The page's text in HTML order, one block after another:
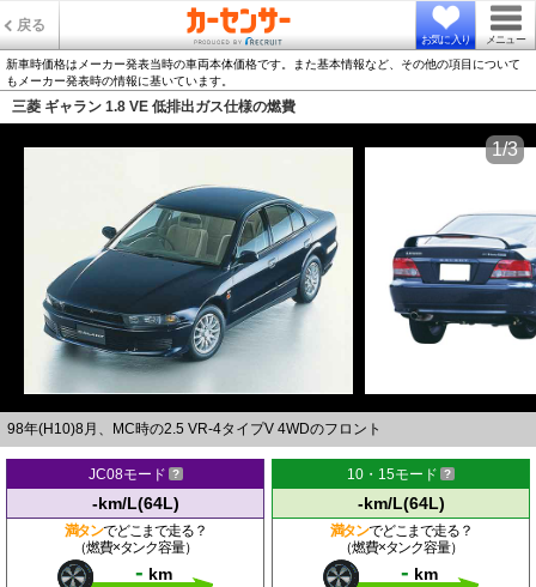
戻る
お気に入り メニュー
新車時価格はメーカー発表当時の車両本体価格です。また基本情報など、その他の項目について
もメーカー発表時の情報に基いています。
三菱 ギャラン 1.8 VE 低排出ガス仕様の燃費
98年(H10)8月、MC時の2.5 VR-4タイプV 4WDのフロント
1/3
JC08モード
-km/L(64L)
満タンでどこまで走る？
（燃費×タンク容量）
- km
10・15モード
-km/L(64L)
満タンでどこまで走る？
（燃費×タンク容量）
- km